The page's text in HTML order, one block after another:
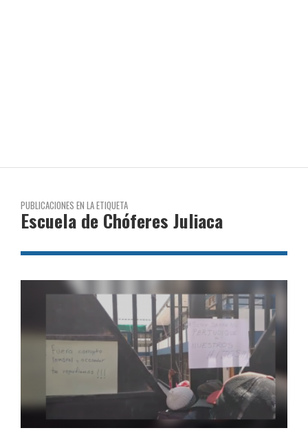
PUBLICACIONES EN LA ETIQUETA
Escuela de Chóferes Juliaca